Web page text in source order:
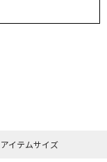
アイテムサイズ